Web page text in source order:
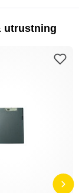
utrustning